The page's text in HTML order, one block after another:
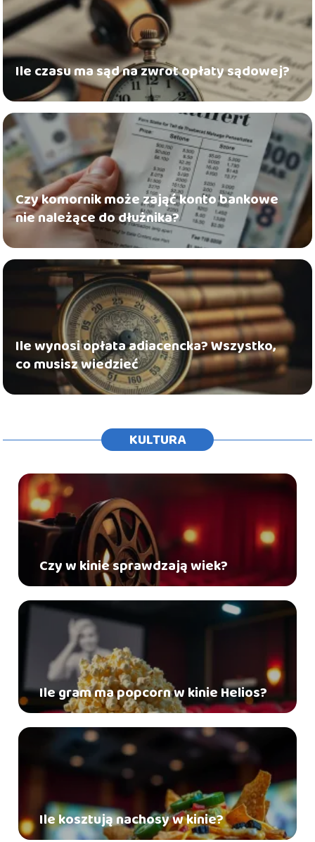
Ile czasu ma sąd na zwrot opłaty sądowej?
Czy komornik może zająć konto bankowe
nie należące do dłużnika?
Ile wynosi opłata adiacencka? Wszystko,
co musisz wiedzieć
KULTURA
Czy w kinie sprawdzają wiek?
Ile gram ma popcorn w kinie Helios?
Ile kosztują nachosy w kinie?